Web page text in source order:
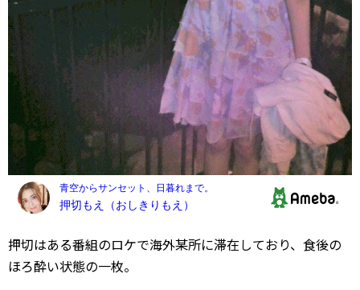
押切はある番組のロケで海外某所に滞在しており、食後の
ほろ酔い状態の一枚。